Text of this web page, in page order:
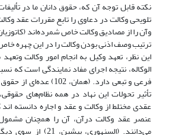
نکته قابل توجه آن که، حقوق دانان ما در
تلویحی وکالت در دعاوی را تابع مقررات عقد
ترتیب وصف اذنی بودن وکالت را در این چهره
این نظر، تعهد وکیل به انجام امور وکالت
الوکاله، نتیجه اجرای مفاد نمایندگی است که
فرعی و تبعی دارد. (همان،
تأثیر تحولات این نهاد در همه نظام‌های
عقدی مختلط از وکالت و عقد و اجاره دانسته
عنصر عقد وکالت درآن، آن را همچنان
می‌دانند. (السنهوری،